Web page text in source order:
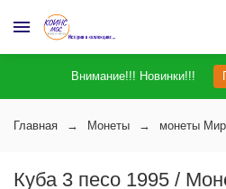
Внимание!!! Новинки!!!
Главная Монеты монеты
Куба 3 песо 1995 /